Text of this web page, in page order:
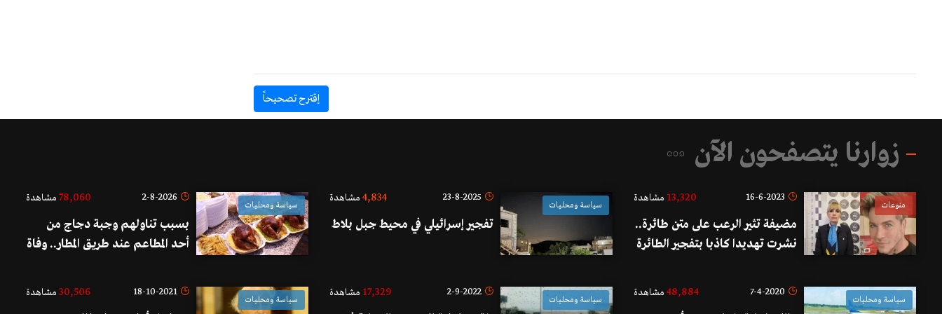
إقترح تصحيحاً
زوارنا يتصفحون الآن
منوعات
16-6-2023
13,320 مشاهدة
مضيفة تثير الرعب على متن طائرة..
نشرت تهديدا كاذبا بتفجير الطائرة
سياسة ومحليات
23-8-2025
4,834مشاهدة
تفجير إسرائيلي في محيط جبل بلاط
سياسة ومحليات
2-8-2026
78,060مشاهدة
بسبب تناولهم وجبة دجاج من
أحد المطاعم عند طريق المطار.. وفاة
الفائقة!
سياسة ومحليات
7-4-2020
48,884 مشاهدة
سياسة ومحليات
2-9-2022
17,329 مشاهدة
سياسة ومحليات
18-10-2021
30,506مشاهدة